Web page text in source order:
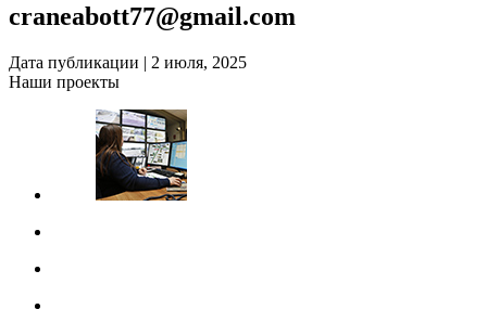
craneabott77@gmail.com
Дата публикации | 2 июля, 2025
Наши проекты